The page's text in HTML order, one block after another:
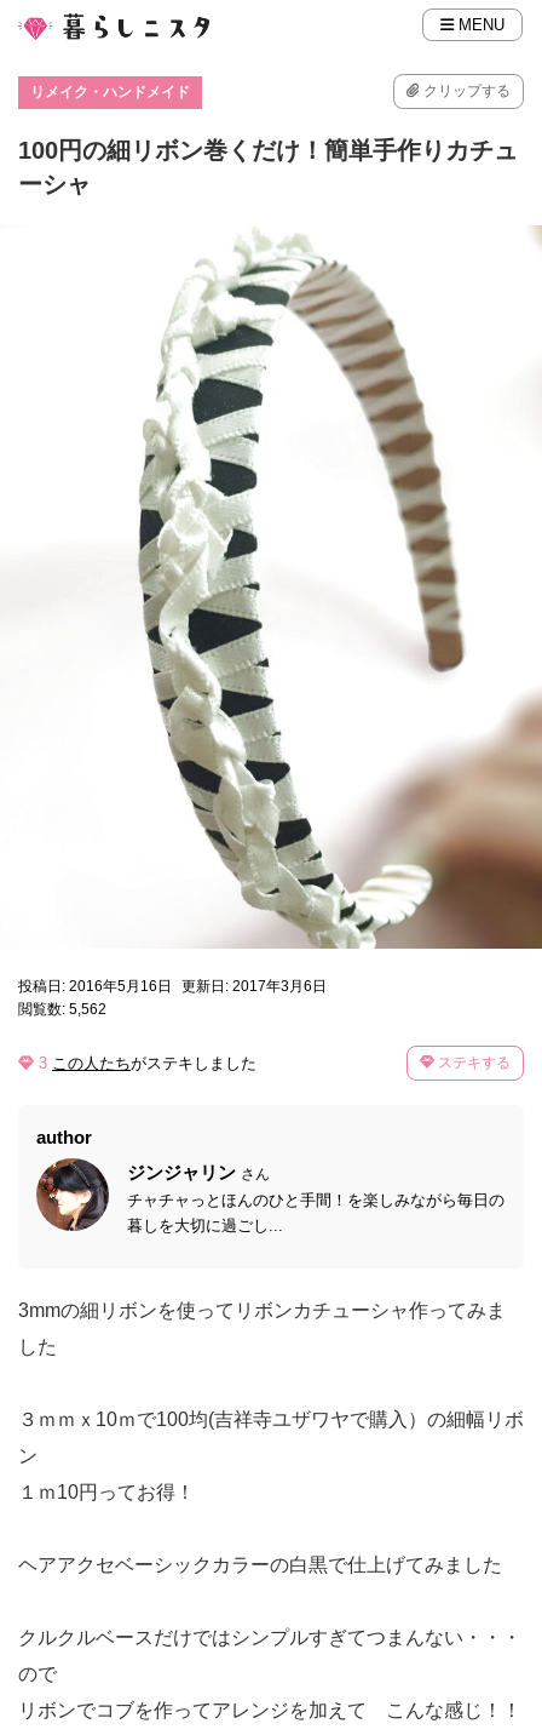
MENU
リメイク・ハンドメイド クリップする
100円の細リボン巻くだけ！簡単手作りカチュ
ーシャ
投稿日: 2016年5月16日
更新日: 2017年3月6日
閲覧数: 5,562
3 この人たちがステキしました ステキする
author
ジンジャリン さん
チャチャっとほんのひと手間！を楽しみながら毎日の
暮しを大切に過ごし...
3mmの細リボンを使ってリボンカチューシャ作ってみま
した
３ｍｍｘ10ｍで100均(吉祥寺ユザワヤで購入）の細幅リボ
ン
１ｍ10円ってお得！
ヘアアクセベーシックカラーの白黒で仕上げてみました
クルクルベースだけではシンプルすぎてつまんない・・・
ので
リボンでコブを作ってアレンジを加えて こんな感じ！！